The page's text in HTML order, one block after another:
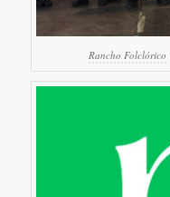
Rancho Folclórico